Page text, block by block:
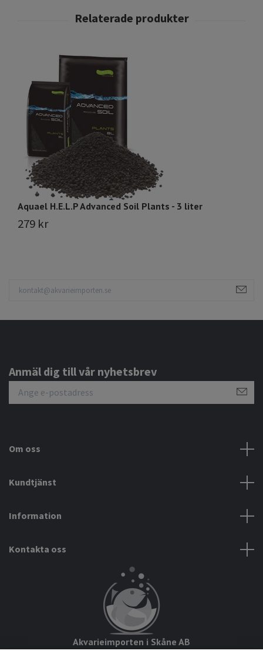
Aquael H.E.L.P Advanced Soil Plants - 3 liter
279 kr
Anmäl dig till vår nyhetsbrev
Om oss
Kundtjänst
Information
Kontakta oss
Akvarieimporten i Skåne AB